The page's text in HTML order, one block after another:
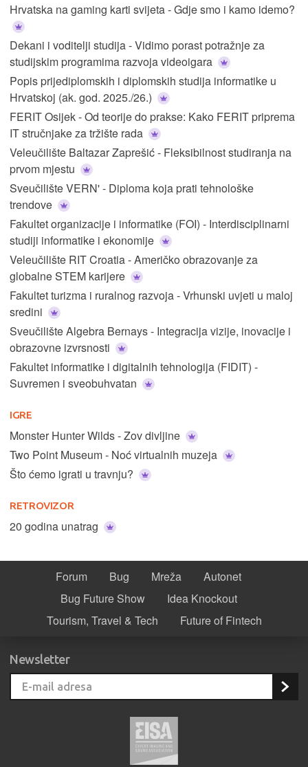
Hrvatska na gaming karti svijeta - Gdje smo i kamo idemo?
Dekani i voditelji studija - Vidimo porast potražnje za
studijskim programima razvoja videoigara
Popis prijediplomskih i diplomskih studija informatike u
Hrvatskoj (ak. god. 2025./26.)
FERIT Osijek - Od teorije do prakse: Kako FERIT priprema
IT stručnjake za tržište rada
Veleučilište Baltazar Zaprešić - Fleksibilnost studiranja na
prvom mjestu
Sveučilište VERN' - Diploma koja prati tehnološke
trendove
Fakultet organizacije i informatike (FOI) - Interdisciplinarni
studiji informatike i ekonomije
Veleučilište RIT Croatia - Američko obrazovanje za
globalne STEM karijere
Fakultet turizma i ruralnog razvoja - Vrhunski uvjeti u maloj
sredini
Sveučilište Algebra Bernays - Integracija vizije, inovacije i
obrazovne izvrsnosti
Fakultet informatike i digitalnih tehnologija (FIDIT) -
Suvremen i sveobuhvatan
IGRE
Monster Hunter Wilds - Zov divljine
Two Point Museum - Noć virtualnih muzeja
Što ćemo igrati u travnju?
RETROVIZOR
20 godina unatrag
Forum Bug Mreža
Autonet
Bug Future Show
Idea Knockout
Tourism, Travel & Tech
Future of Fintech
Newsletter